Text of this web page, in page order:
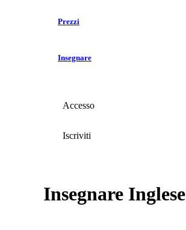
Prezzi
Insegnare
Accesso
Iscriviti
Insegnare Inglese